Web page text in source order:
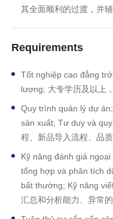
其全面顺利的过渡，并
Requirements
Tốt nghiệp cao đẳng
lượng; 大专学历及以上
Quy trình quản lý dự
sản xuất; Tư duy và
程、新品导入流程、品
Kỹ năng đánh giá
tổng hợp và phân tích
bất thường; Kỹ năng
汇总和分析能力、异常